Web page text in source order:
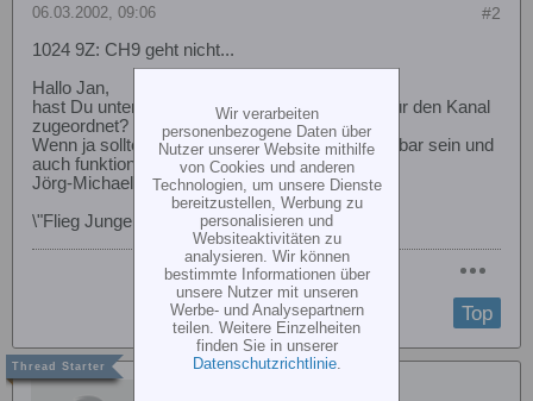
#2
06.03.2002, 09:06
1024 9Z: CH9 geht nicht...
Hallo Jan,
hast Du unter \"FNC\" den Schalter als Geber für den Kanal
zugeordnet?
Wenn ja sollte unter \"SRV\" die Schaltung sichtbar sein und
auch funktionieren.
Jörg-Michael
\"Flieg Junge, Flieg, sonst kommst Du nie an!\"
Top
Wir verarbeiten
personenbezogene Daten über
Nutzer unserer Website mithilfe
von Cookies und anderen
Technologien, um unsere Dienste
bereitzustellen, Werbung zu
personalisieren und
Websiteaktivitäten zu
analysieren. Wir können
bestimmte Informationen über
unsere Nutzer mit unseren
Werbe- und Analysepartnern
teilen. Weitere Einzelheiten
finden Sie in unserer
Datenschutzrichtlinie.